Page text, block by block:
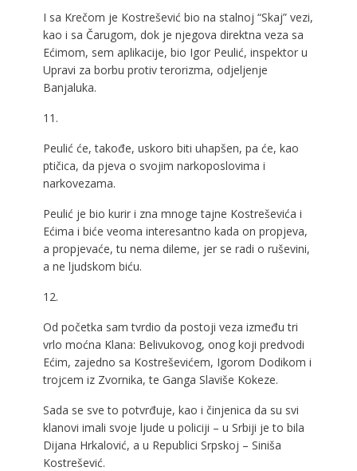
I sa Krečom je Kostrešević bio na stalnoj “Skaj” vezi,
kao i sa Čarugom, dok je njegova direktna veza sa
Ećimom, sem aplikacije, bio Igor Peulić, inspektor u
Upravi za borbu protiv terorizma, odjeljenje
Banjaluka.
11.
Peulić će, takođe, uskoro biti uhapšen, pa će, kao
ptičica, da pjeva o svojim narkoposlovima i
narkovezama.
Peulić je bio kurir i zna mnoge tajne Kostreševića i
Ećima i biće veoma interesantno kada on propjeva,
a propjevaće, tu nema dileme, jer se radi o ruševini,
a ne ljudskom biću.
12.
Od početka sam tvrdio da postoji veza između tri
vrlo moćna Klana: Belivukovog, onog koji predvodi
Ećim, zajedno sa Kostreševićem, Igorom Dodikom i
trojcem iz Zvornika, te Ganga Slaviše Kokeze.
Sada se sve to potvrđuje, kao i činjenica da su svi
klanovi imali svoje ljude u policiji – u Srbiji je to bila
Dijana Hrkalović, a u Republici Srpskoj – Siniša
Kostrešević.